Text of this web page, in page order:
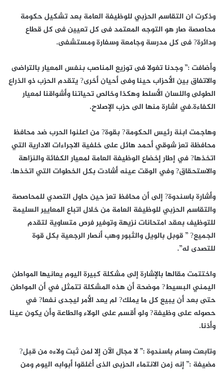
وذكرت ان التقاسم الحزبي للوظيفة العامة بعد تشكيل حكومة
محاصصة صار هو التوجه المعتمد فى كل تعيين فى كل قطاع
ودائرة? فى كل مدرسة وجامعة وسفارة ومستشفى.
وأضافت :” وجدنا تغولا فى توزيع المناصب بنفس المعيار بالتراضى
والاتفاق بين الأحزاب حينا وفى أحيان أخرى? يتقدم الحزب ذو الذراع
الطولى واللسان الأسلط وهكذا وخالص تحياتنا وأشواقنا لمعيار
الكفاءة.في اشارة منها الى حزب الإصلاح.
وهاجمت ابنة رئيس الحكومة? بقوة? من اعلنوا الحرب ضد محافظ
محافظة تعز شوقي أحمد هائل على خلفية الاجراءات الادارية التي
اتخذها? في إطار إخضاع الوظيفة العامة لمعيار الكفائة والنزاهة
والاستحقاق? وفي الوقت عينه أشادت بكل الخطوات التي اتخذها.
وأشارة باسندوة? إلى أن محافظ تعز حين حاول التصدي للمحاصصة
والتقاسم الحزبي للوظيفة العامة من خلال اتباع المعايير السليمة
للتوظيف بعقد امتحانات نزيهة وتوفير فرص متساوية لتقدم
الجميع? ” قوبل بالويل والثبور وهب أنصار الرجعية بكل قوة
للتصدى له”.
واختتمت مقالها بالإشارة إلى مشكلة كبيرة اليوم يعانيها المواطن
اليمني البسيط? موضحة أن هذه المشكلة تتمثل في أن المواطن
حتى بعد أن يبيع كل ما يملك? لم يعد الأمر ليجدى نفعا? في
حصوله على وظيفة? ولو أقسم على الولاء والطاعة وأن يكون عينا
وأذنا.
وتابعت وسام باسندوة :” لا مجال الآن إلا لمن ثبت ولاءه من قبل?
مضيفة :” إنه زمن الانتماء الحزبى الذى أغلقوا أبوابه اليوم ومن